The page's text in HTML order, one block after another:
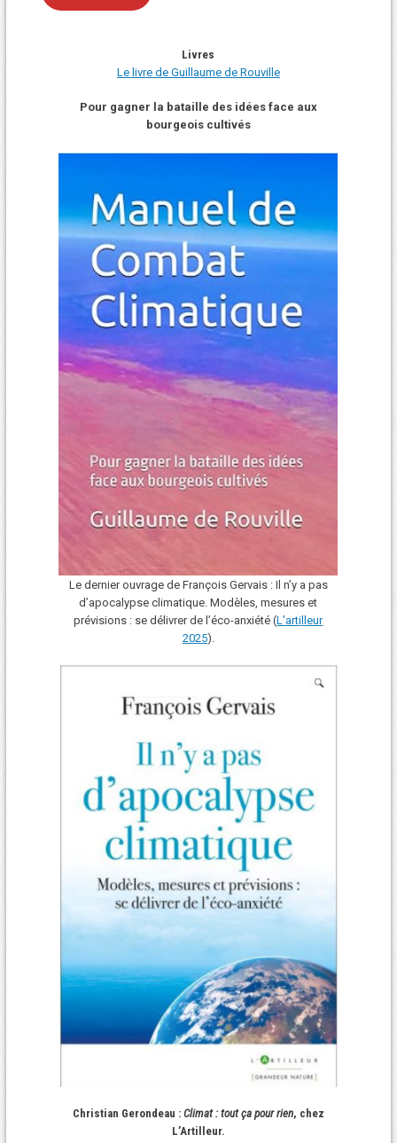
Livres
Le livre de Guillaume de Rouville
Pour gagner la bataille des idées face aux
bourgeois cultivés
Le dernier ouvrage de François Gervais : Il n’y a pas
d’apocalypse climatique. Modèles, mesures et
prévisions : se délivrer de l’éco-anxiété (L'artilleur
2025).
Christian Gerondeau : Climat : tout ça pour rien, chez
L’Artilleur.